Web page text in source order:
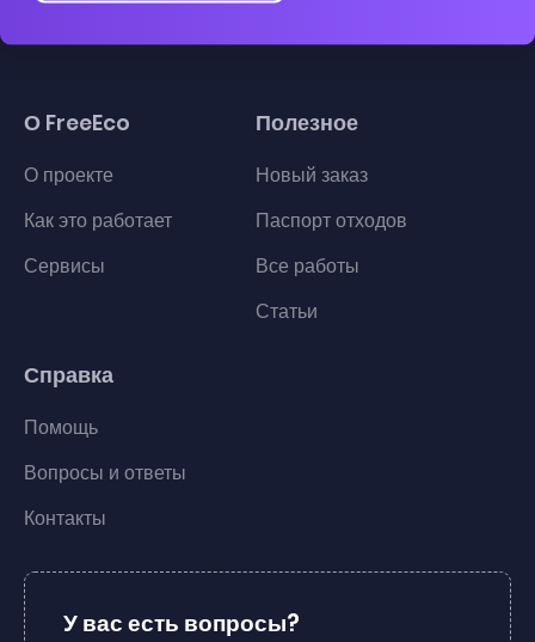
О FreeEco
О проекте
Как это работает
Сервисы
Полезное
Новый заказ
Паспорт отходов
Все работы
Статьи
Справка
Помощь
Вопросы и ответы
Контакты
У вас есть вопросы?